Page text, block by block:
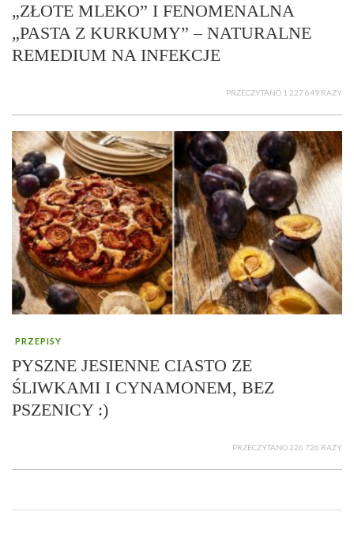
„ZŁOTE MLEKO” I FENOMENALNA
„PASTA Z KURKUMY” – NATURALNE
REMEDIUM NA INFEKCJE
PRZECZYTANO 1 227 649 RAZY
PRZEPISY
PYSZNE JESIENNE CIASTO ZE
ŚLIWKAMI I CYNAMONEM, BEZ
PSZENICY :)
PRZECZYTANO 226 726 RAZY